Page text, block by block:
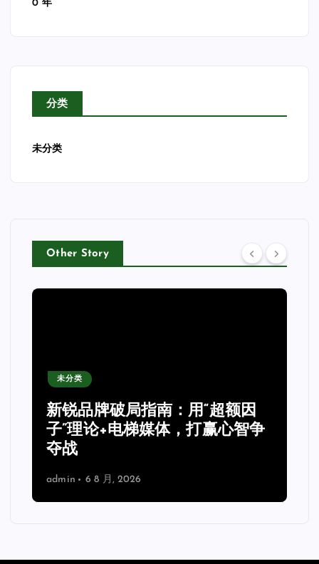
0 年
分类
未分类
Other Story
未分类
新锐品牌破局指南：用“超额因
子”理论+电梯媒体，打赢心智争
夺战
admin 6 8 月, 2026